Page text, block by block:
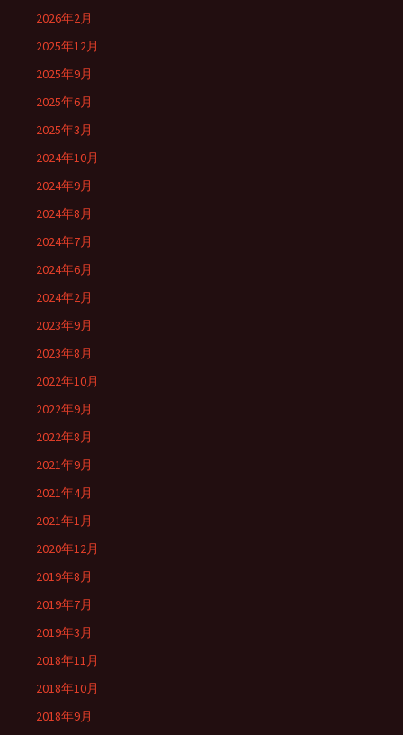
2026年2月
2025年12月
2025年9月
2025年6月
2025年3月
2024年10月
2024年9月
2024年8月
2024年7月
2024年6月
2024年2月
2023年9月
2023年8月
2022年10月
2022年9月
2022年8月
2021年9月
2021年4月
2021年1月
2020年12月
2019年8月
2019年7月
2019年3月
2018年11月
2018年10月
2018年9月